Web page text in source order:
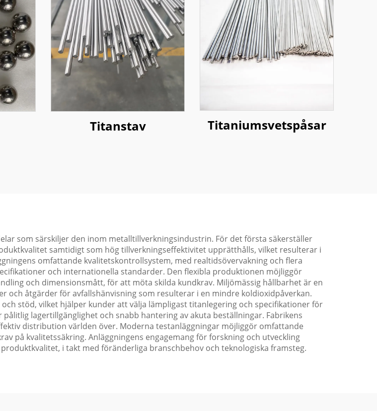
Titanstav Titaniumsvetspåsar
som särskiljer den inom metalltillverkningsindustrin. För det första säkerställer
samtidigt som hög tillverkningseffektivitet upprätthålls, vilket resulterar i
omfattande kvalitetskontrollsystem, med realtidsövervakning och flera
och internationella standarder. Den flexibla produktionen möjliggör
och dimensionsmått, för att möta skilda kundkrav. Miljömässig hållbarhet är en
och åtgärder för avfallshänvisning som resulterar i en mindre koldioxidpåverkan.
stöd, vilket hjälper kunder att välja lämpligast titanlegering och specifikationer för
lagertillgänglighet och snabb hantering av akuta beställningar. Fabrikens
distribution världen över. Moderna testanläggningar möjliggör omfattande
på kvalitetssäkring. Anläggningens engagemang för forskning och utveckling
i takt med föränderliga branschbehov och teknologiska framsteg.